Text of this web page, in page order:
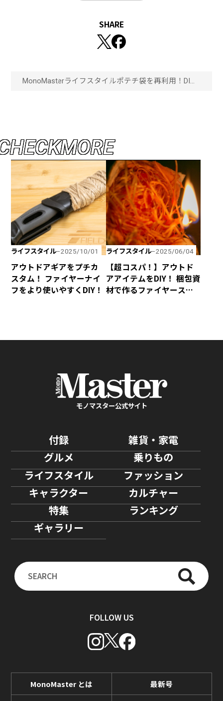
SHARE
MonoMasterライフスタイルポテチ袋を再利用！DIY
HECKMORE
ライフスタイル 2025/10/01
アウトドアギアをプチカ
スタム！ ファイヤーナイ
フをより使いやすくDIY！
ライフスタイル 2025/06/04
【超コスパ！】アウトド
アアイテムをDIY！ 梱包資
材で作るファイヤース
モノマスター公式サイト
付録
雑貨・家電
グルメ
乗りもの
ライフスタイル
ファッション
キャラクター
カルチャー
特集
ランキング
ギャラリー
FOLLOW US
MonoMaster とは 最新号